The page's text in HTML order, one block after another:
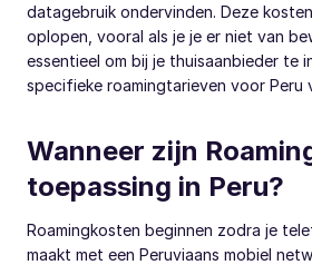
datagebruik ondervinden. Deze
oplopen, vooral als je je er niet van
essentieel om bij je thuisaanbieder te
specifieke roamingtarieven voor Peru
Wanneer zijn
toepassing in Peru?
Roamingkosten beginnen zodra je
maakt met een Peruviaans mobiel